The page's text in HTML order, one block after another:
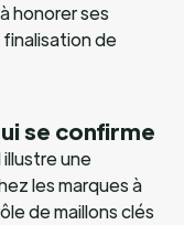
honorer ses
de
se confirme
une
les marques à
de maillons clés